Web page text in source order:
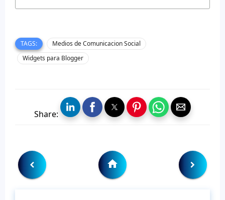
TAGS:
Medios de Comunicacion Social
Widgets para Blogger
Share: